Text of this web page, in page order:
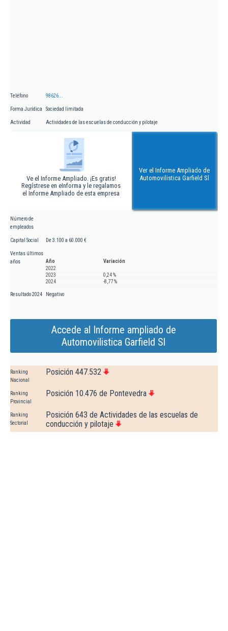
Teléfono 98626...
Forma Jurídica Sociedad limitada
Actividad Actividades de las escuelas de conducción y pilotaje
Ve el Informe Ampliado. ¡Es gratis!
Regístrese en eInforma y le regalamos
el Informe Ampliado de esta empresa
Ver el Informe Ampliado de
Automovilistica Garfield Sl
Número de
empleados
Capital Social De 3.100 a 60.000 €
Ventas últimos
años
Año
Variación
2022
2023
0,24 %
2024
-8,77 %
Resultado 2024 Negativo
Accede al Informe ampliado de
Automovilistica Garfield Sl
Ranking
Nacional
Posición 447.532
Ranking
Provincial
Posición 10.476 de Pontevedra
Ranking
Sectorial
Posición 643 de Actividades de las escuelas de
conducción y pilotaje